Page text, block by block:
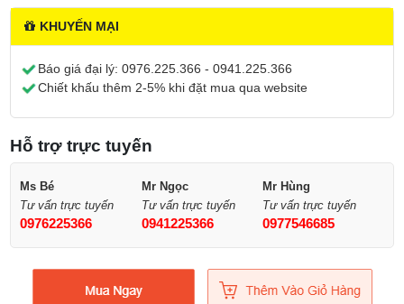
KHUYẾN MẠI
Báo giá đại lý: 0976.225.366 - 0941.225.366
Chiết khấu thêm 2-5% khi đặt mua qua website
Hỗ trợ trực tuyến
Ms Bé
Tư vấn trực tuyến
0976225366
Mr Ngọc
Tư vấn trực tuyến
0941225366
Mr Hùng
Tư vấn trực tuyến
0977546685